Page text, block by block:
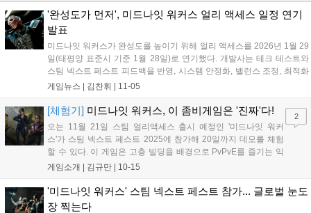
'완성도가 먼저', 미드나잇 워커스 얼리 액세스 일정 연기
발표
미드나잇 워커스가 완성도를 높이기 위해 얼리 액세스를 2026년 1월 29
일(태평양 표준시 기준 1월 28일)로 연기했다. 개발사는 테크 테스트와
스팀 넥스트 페스트 피드백을 반영, 시스템 안정화, 밸런스 조정, 최적화
에 집중할 계획이다. 10월 스팀 넥스트 페스트에서 글로벌 인기 데모 2
게임뉴스 | 김찬휘 | 11-05
[체험기] 미드나잇 워커스, 이 좀비게임은 '진짜'다!
오는 11월 21일 스팀 얼리액세스 출시 예정인 '미드나잇 워커
스'가 스팀 넥스트 페스트 2025에 참가해 20일까지 데모를 체험
할 수 있다. 이 게임은 고층 빌딩을 배경으로 PvPvE를 즐기는 익
스트랙션 게임이다. 특히 바텐더 캐릭터는 음료 제조를 통해 다양
게임소개 | 김규만 | 10-15
2
'미드나잇 워커스' 스팀 넥스트 페스트 참가... 글로벌 눈도
장 찍는다